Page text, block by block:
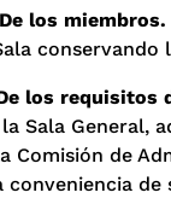
los miembros.
conservando
De los requisitos
la Sala
Comisión de
conveniencia